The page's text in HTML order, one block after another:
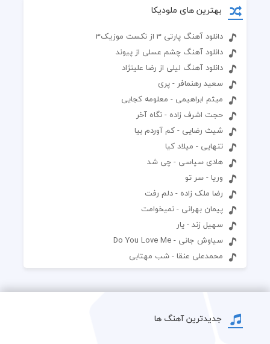
بهترین های ملودیکا
دانلود آهنگ پارتی 3 از نکست موزیک3
دانلود آهنگ چشم عسلی از پیوند
دانلود آهنگ لیلی از رضا علینژاد
سعید رهنمافر - پری
میثم ابراهیمی - معلومه کجایی
حجت اشرف زاده - نگاه آخر
شیث رضایی - کم آوردم بیا
تنهایی - میلاد کیا
هادی سپاسی - چی شد
وریا - سر تو
رضا ملک زاده - دلم رفت
پیمان بهرانی - نمیخوامت
سهیل زند - یار
سیاوش جانی - Do You Love Me
محمدعلی عنقا - شب مهتابی
جدیدترین آهنگ ها